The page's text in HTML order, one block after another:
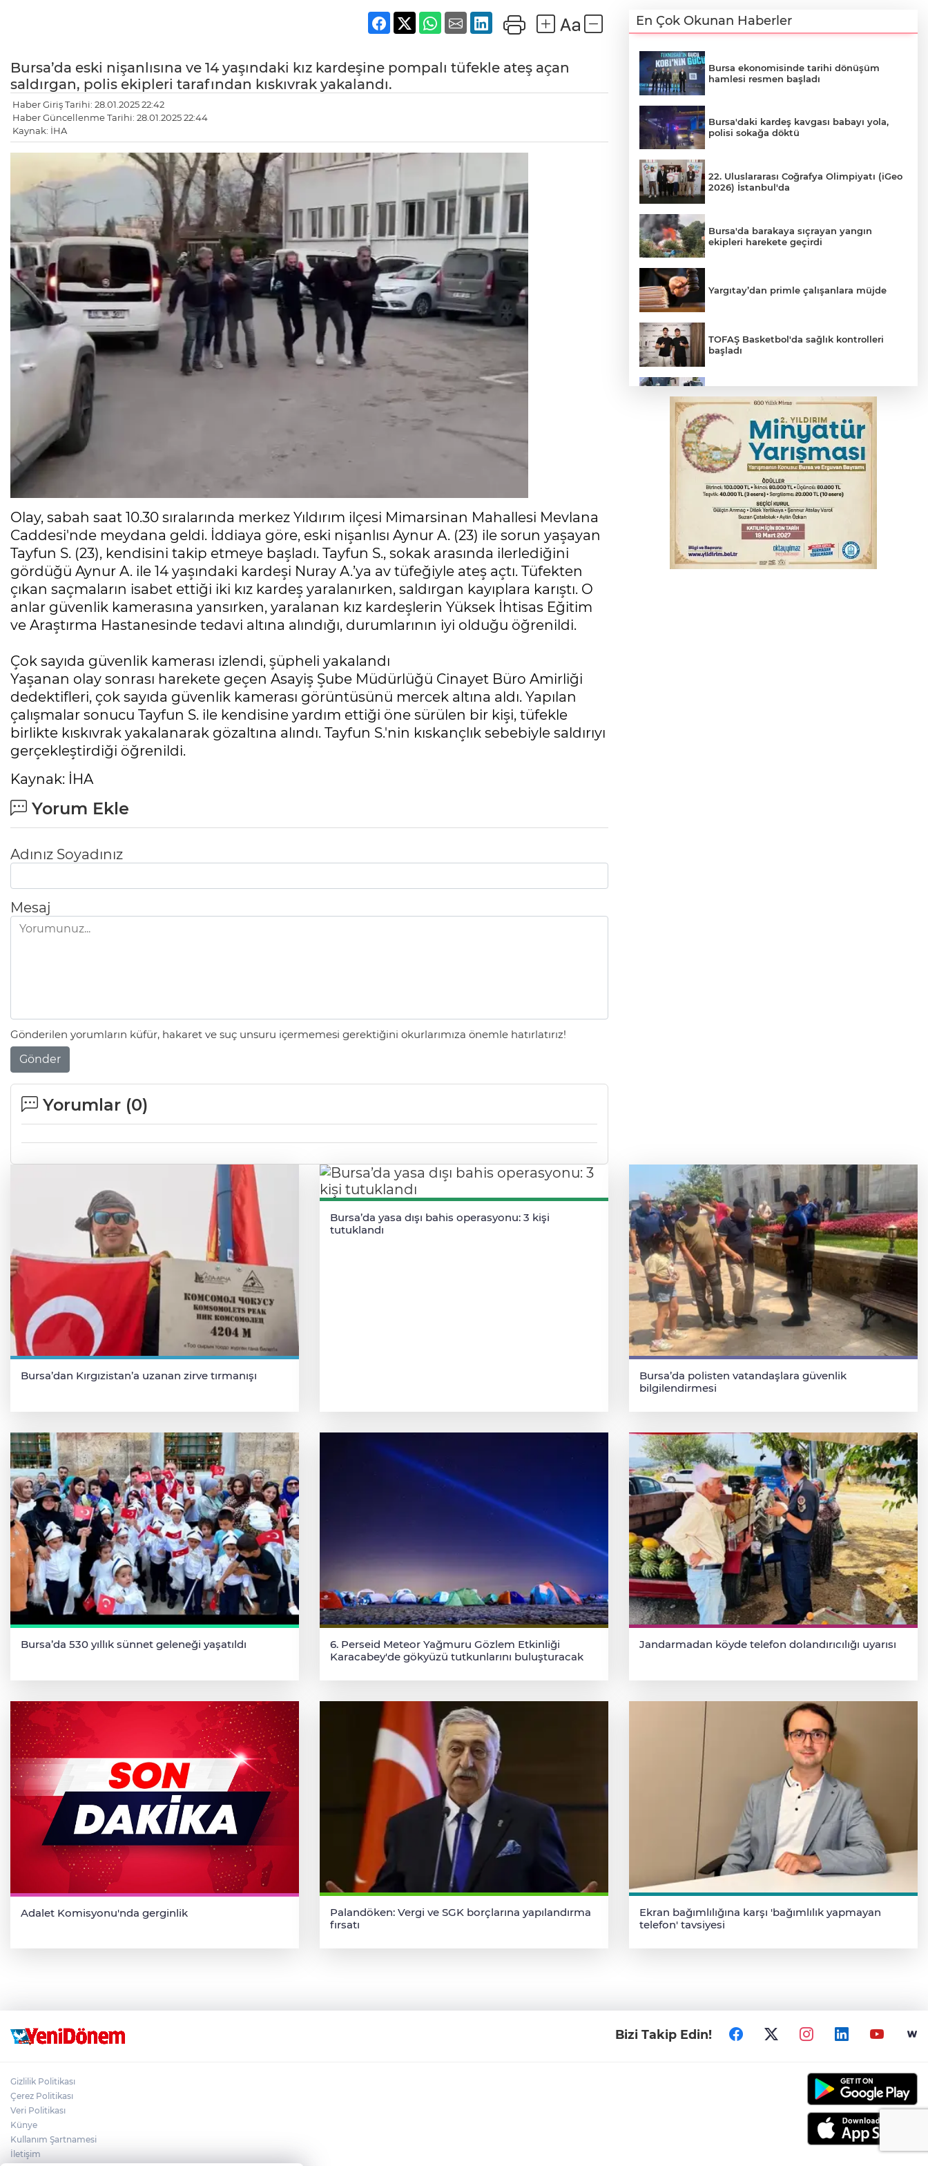
Bursa’da eski nişanlısına ve 14 yaşındaki kız kardeşine pompalı tüfekle ateş açan
saldırgan, polis ekipleri tarafından kıskıvrak yakalandı.
Haber Giriş Tarihi: 28.01.2025 22:42
Haber Güncellenme Tarihi: 28.01.2025 22:44
Kaynak: İHA
Olay, sabah saat 10.30 sıralarında merkez Yıldırım ilçesi Mimarsinan Mahallesi Mevlana
Caddesi'nde meydana geldi. İddiaya göre, eski nişanlısı Aynur A. (23) ile sorun yaşayan
Tayfun S. (23), kendisini takip etmeye başladı. Tayfun S., sokak arasında ilerlediğini
gördüğü Aynur A. ile 14 yaşındaki kardeşi Nuray A.’ya av tüfeğiyle ateş açtı. Tüfekten
çıkan saçmaların isabet ettiği iki kız kardeş yaralanırken, saldırgan kayıplara karıştı. O
anlar güvenlik kamerasına yansırken, yaralanan kız kardeşlerin Yüksek İhtisas Eğitim
ve Araştırma Hastanesinde tedavi altına alındığı, durumlarının iyi olduğu öğrenildi.
Çok sayıda güvenlik kamerası izlendi, şüpheli yakalandı
Yaşanan olay sonrası harekete geçen Asayiş Şube Müdürlüğü Cinayet Büro Amirliği
dedektifleri, çok sayıda güvenlik kamerası görüntüsünü mercek altına aldı. Yapılan
çalışmalar sonucu Tayfun S. ile kendisine yardım ettiği öne sürülen bir kişi, tüfekle
birlikte kıskıvrak yakalanarak gözaltına alındı. Tayfun S.'nin kıskançlık sebebiyle saldırıyı
gerçekleştirdiği öğrenildi.
Kaynak: İHA
Yorum Ekle
Adınız Soyadınız
Mesaj
Gönderilen yorumların küfür, hakaret ve suç unsuru içermemesi gerektiğini okurlarımıza önemle hatırlatırız!
Gönder
Yorumlar (0)
En Çok Okunan Haberler
Bursa ekonomisinde tarihi dönüşüm
hamlesi resmen başladı
Bursa'daki kardeş kavgası babayı yola,
polisi sokağa döktü
22. Uluslararası Coğrafya Olimpiyatı (iGeo
2026) İstanbul'da
Bursa'da barakaya sıçrayan yangın
ekipleri harekete geçirdi
Yargıtay’dan primle çalışanlara müjde
TOFAŞ Basketbol'da sağlık kontrolleri
başladı
kadın ağır yaralandı
2 katlı 24 kişilik işçi konteynerinde
yangın
Polisin 'dur' ihtarına uymadı, ceza
duvarına tosladı
Uludağ İçecek, 1. FC Nürnberg’in resmi
sponsoru oldu
Bursa’dan Kırgızistan’a uzanan zirve tırmanışı
Bursa’da yasa dışı bahis operasyonu: 3 kişi
tutuklandı
Bursa’da polisten vatandaşlara güvenlik
bilgilendirmesi
Bursa’da 530 yıllık sünnet geleneği yaşatıldı
6. Perseid Meteor Yağmuru Gözlem Etkinliği
Karacabey'de gökyüzü tutkunlarını buluşturacak
Jandarmadan köyde telefon dolandırıcılığı uyarısı
Adalet Komisyonu'nda gerginlik
Palandöken: Vergi ve SGK borçlarına yapılandırma
fırsatı
Ekran bağımlılığına karşı 'bağımlılık yapmayan
telefon' tavsiyesi
Bizi Takip Edin!
Gizlilik Politikası
Çerez Politikası
Veri Politikası
Künye
Kullanım Şartnamesi
İletişim